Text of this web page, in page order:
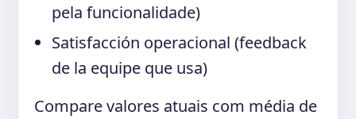
pela funcionalidade)
Satisfacción operacional (feedback
de la equipe que usa)
Compare valores atuais com média de